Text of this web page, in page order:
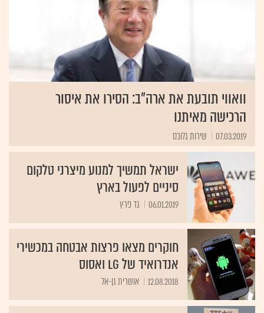
וואווי תובעת את ארה"ב: הסירו את איסור
הרכישה מאיתנו
07.03.2019 שירות גלובס
ישראל תמשיך למנוע מיצרני טלקום
סיניים לפעול בארץ
06.01.2019 גד פרץ
חוקרים מצאו פרצות אבטחה במכשירי
אנדרואיד של LG ואסוס
12.08.2018 אושרית גן-אל